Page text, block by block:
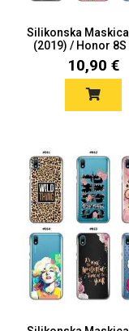
Silikonska Maskica
(2019) / Honor 8S
10,90 €